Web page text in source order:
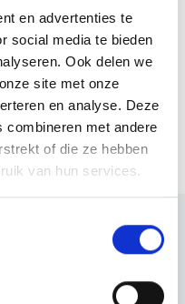
en advertenties te
social media te bieden
Ook delen we
site met onze
en analyse. Deze
combineren met andere
of die ze hebben
van hun services.
Weiterlesen